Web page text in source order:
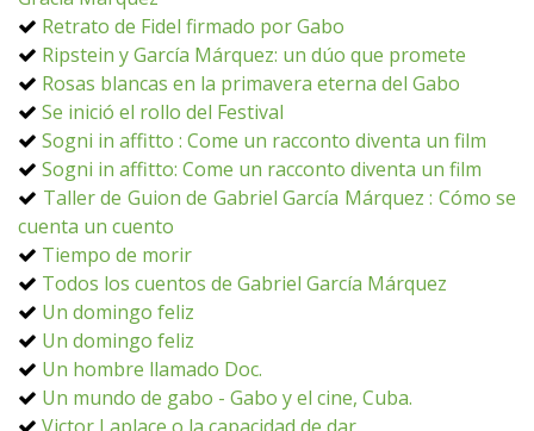
Retrato de Fidel firmado por Gabo
Ripstein y García Márquez: un dúo que promete
Rosas blancas en la primavera eterna del Gabo
Se inició el rollo del Festival
Sogni in affitto : Come un racconto diventa un film
Sogni in affitto: Come un racconto diventa un film
Taller de Guion de Gabriel García Márquez : Cómo se
cuenta un cuento
Tiempo de morir
Todos los cuentos de Gabriel García Márquez
Un domingo feliz
Un domingo feliz
Un hombre llamado Doc.
Un mundo de gabo - Gabo y el cine, Cuba.